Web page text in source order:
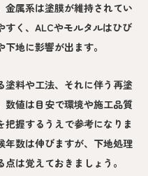
属系は塗膜が維持されてい
すく、ALCやモルタルはひび
地に影響が出ます。
塗料や工法、それに伴う再塗
数値は目安で環境や施工品質
握するうえで参考になりま
年数は伸びますが、下地処理
は覚えておきましょう。